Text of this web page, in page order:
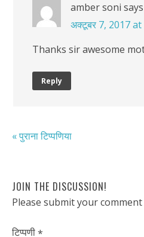
amber soni says
अक्टूबर 7, 2017 at
Thanks sir awesome
Reply
« पुराना टिप्पणिया
JOIN THE DISCUSSION!
Please submit your
टिप्पणी*